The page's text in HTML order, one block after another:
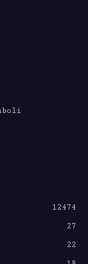
12474
27
22